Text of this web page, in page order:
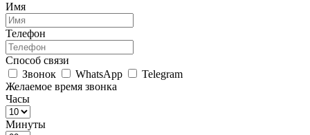
Имя
Телефон
Способ связи
Звонок
WhatsApp
Telegram
Желаемое время звонка
Часы
Минуты